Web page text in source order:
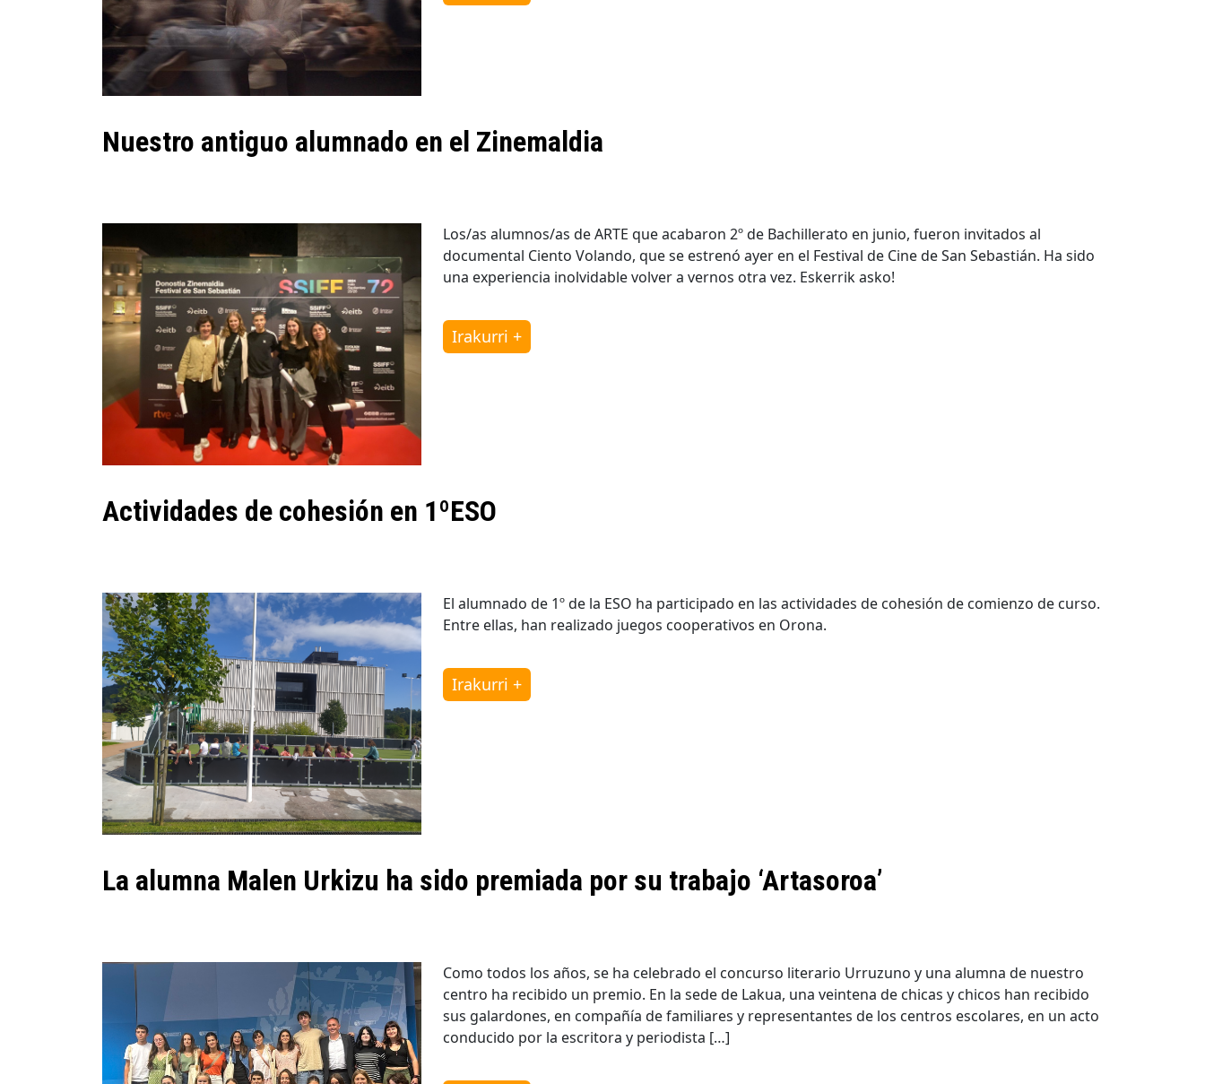
Nuestro antiguo alumnado en el Zinemaldia
Los/as alumnos/as de ARTE que acabaron 2º de Bachillerato en junio, fueron invitados al
documental Ciento Volando, que se estrenó ayer en el Festival de Cine de San Sebastián. Ha sido
una experiencia inolvidable volver a vernos otra vez. Eskerrik asko!
Irakurri +
Actividades de cohesión en 1ºESO
El alumnado de 1º de la ESO ha participado en las actividades de cohesión de comienzo de curso.
Entre ellas, han realizado juegos cooperativos en Orona.
Irakurri +
La alumna Malen Urkizu ha sido premiada por su trabajo ‘Artasoroa’
Como todos los años, se ha celebrado el concurso literario Urruzuno y una alumna de nuestro
centro ha recibido un premio. En la sede de Lakua, una veintena de chicas y chicos han recibido
sus galardones, en compañía de familiares y representantes de los centros escolares, en un acto
conducido por la escritora y periodista […]